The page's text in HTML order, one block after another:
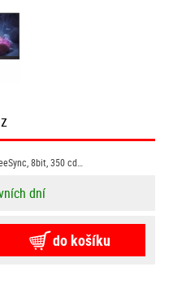
8bit, 350 cd…
dní
do košíku